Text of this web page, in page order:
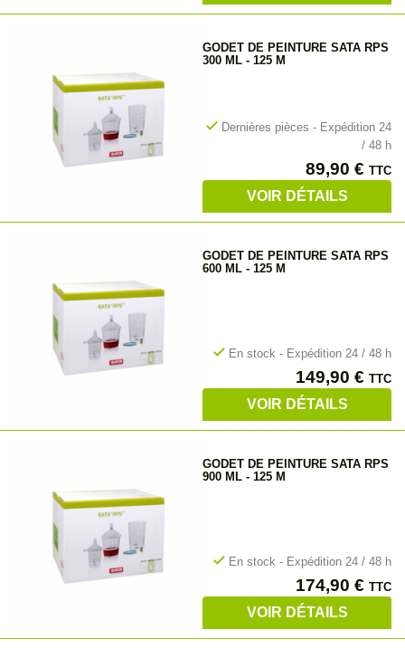
GODET DE PEINTURE SATA RPS
300 ML - 125 Μ
check Dernières pièces - Expédition 24
/ 48 h
Prix
89,90 € TTC
VOIR DÉTAILS
GODET DE PEINTURE SATA RPS
600 ML - 125 Μ
check En stock - Expédition 24 / 48 h
Prix
149,90 € TTC
VOIR DÉTAILS
GODET DE PEINTURE SATA RPS
900 ML - 125 Μ
check En stock - Expédition 24 / 48 h
Prix
174,90 € TTC
VOIR DÉTAILS